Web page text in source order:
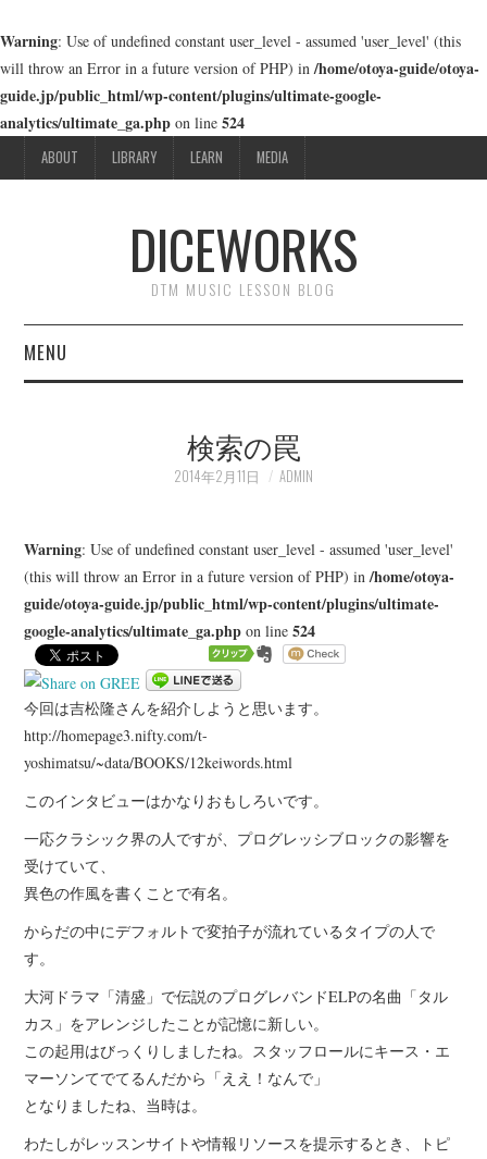
Warning: Use of undefined constant user_level - assumed 'user_level' (this
will throw an Error in a future version of PHP) in/home/otoya-guide/otoya-
guide.jp/public_html/wp-content/plugins/ultimate-google-
analytics/ultimate_ga.php on line 524
ABOUT LIBRARY LEARN MEDIA
DICEWORKS
DTM MUSIC LESSON BLOG
MENU
MEDIA
検索の罠
2014年2月11日 ADMIN
Warning: Use of undefined constant user_level - assumed 'user_level'
(this will throw an Error in a future version of PHP) in/home/otoya-
guide/otoya-guide.jp/public_html/wp-content/plugins/ultimate-
google-analytics/ultimate_ga.php on line524
今回は吉松隆さんを紹介しようと思います。
http://homepage3.nifty.com/t-
yoshimatsu/~data/BOOKS/12keiwords.html
このインタビューはかなりおもしろいです。
一応クラシック界の人ですが、プログレッシブロックの影響を
受けていて、
異色の作風を書くことで有名。
からだの中にデフォルトで変拍子が流れているタイプの人で
す。
大河ドラマ「清盛」で伝説のプログレバンドELPの名曲「タル
カス」をアレンジしたことが記憶に新しい。
この起用はびっくりしましたね。スタッフロールにキース・エ
マーソンてでてるんだから「ええ！なんで」
となりましたね、当時は。
わたしがレッスンサイトや情報リソースを提示するとき、トピ